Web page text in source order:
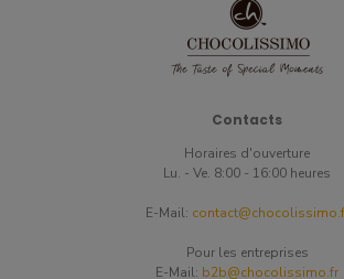
Contacts
Horaires d'ouverture
Lu. - Ve. 8:00 - 16:00 heures
E-Mail:
Pour les entreprises
E-Mail: b2b@chocolissimo.fr